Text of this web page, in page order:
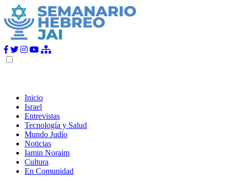
Inicio
Israel
Entrevistas
Tecnología y Salud
Mundo Judío
Noticias
Iamin Noraim
Cultura
En Comunidad